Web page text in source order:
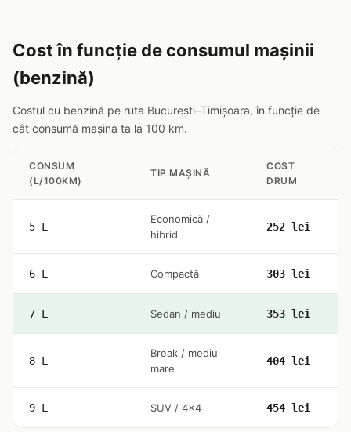
Cost în funcție de consumul mașinii
(benzină)
Costul cu benzină pe ruta București–Timișoara, în funcție de
cât consumă mașina ta la 100 km.
CONSUM
(L/100KM)
TIP MAȘINĂ
COST
DRUM
5 L
Economică /
hibrid
252 lei
6 L Compactă 303 lei
7 L Sedan / mediu 353 lei
8 L
Break / mediu
mare
404 lei
9 L SUV / 4x4 454 lei